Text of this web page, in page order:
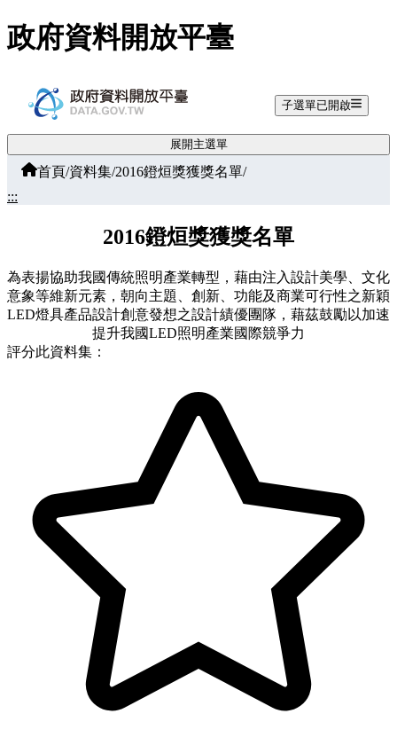
跳至主要內容
政府資料開放平臺
子選單已開啟
展開主選單
首頁/資料集/2016鐙烜獎獲獎名單/
:::
2016鐙烜獎獲獎名單
為表揚協助我國傳統照明產業轉型，藉由注入設計美學、文化
意象等維新元素，朝向主題、創新、功能及商業可行性之新穎
LED燈具產品設計創意發想之設計績優團隊，藉茲鼓勵以加速
提升我國LED照明產業國際競爭力
評分此資料集：